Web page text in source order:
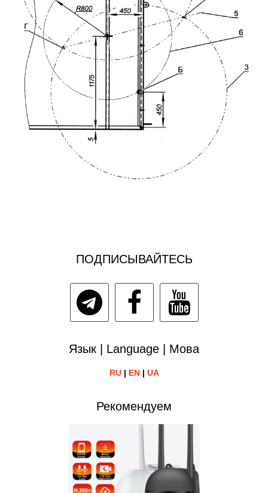
ПОДПИСЫВАЙТЕСЬ
Язык | Language | Мова
RU| EN| UA
Рекомендуем